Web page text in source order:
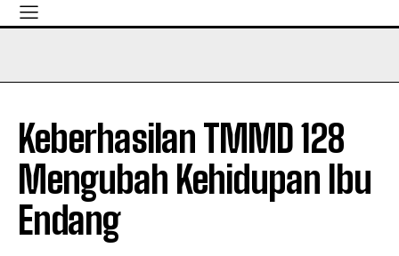
Keberhasilan TMMD 128
Mengubah Kehidupan Ibu
Endang